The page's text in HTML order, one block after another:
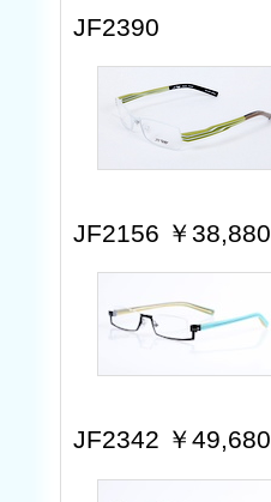
JF2390
JF2156 ￥38,880
JF2342 ￥49,680